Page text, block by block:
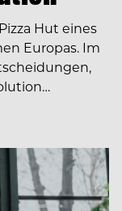
Hut eines
Europas. Im